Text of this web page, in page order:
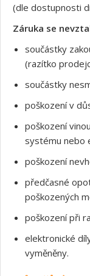
(dle dostupnosti
Záruka se
součástky
(razítko
součástky
poškození v
poškození
systému nebo
poškození
předčasné
poškozených
poškození při
elektronické
vyměněny.